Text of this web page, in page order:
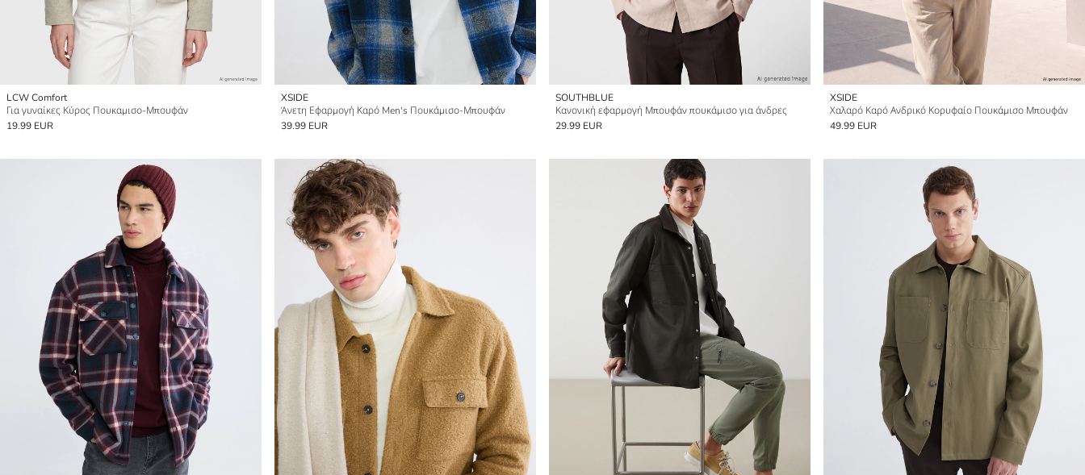
LCW Comfort
Για γυναίκες Κύρος Πουκαμισο-Μπουφάν
19.99 EUR
XSIDE
Άνετη Εφαρμογή Καρό Men's Πουκάμισο-Μπουφάν
39.99 EUR
SOUTHBLUE
Κανονική εφαρμογή Μπουφάν πουκάμισο για άνδρες
29.99 EUR
XSIDE
Χαλαρό Καρό Ανδρικό Κορυφαίο Πουκάμισο Μπουφάν
49.99 EUR